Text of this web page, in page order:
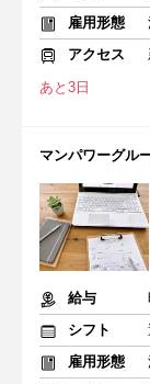
雇用形態
アクセス
あと3日
マンパワーグル
給与
シフト
雇用形態